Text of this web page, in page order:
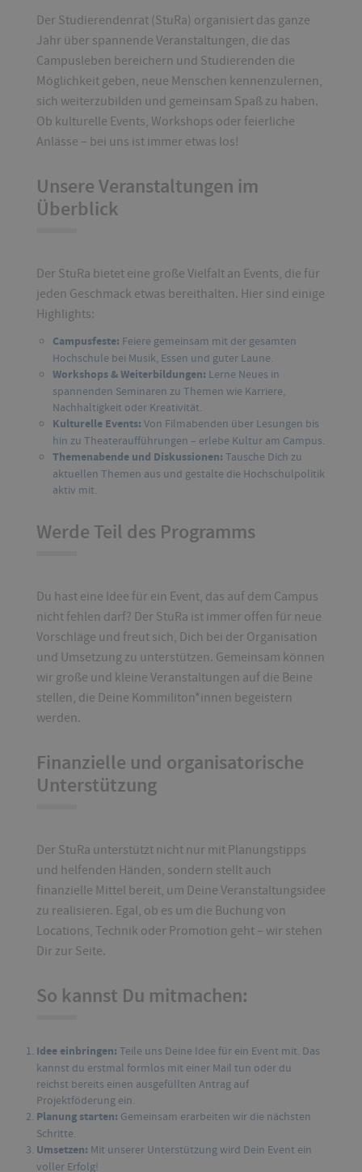
Der Studierendenrat (StuRa) organisiert das ganze
Jahr über spannende Veranstaltungen, die das
Campusleben bereichern und Studierenden die
Möglichkeit geben, neue Menschen kennenzulernen,
sich weiterzubilden und gemeinsam Spaß zu haben.
Ob kulturelle Events, Workshops oder feierliche
Anlässe – bei uns ist immer etwas los!
Unsere Veranstaltungen im
Überblick
Der StuRa bietet eine große Vielfalt an Events, die für
jeden Geschmack etwas bereithalten. Hier sind einige
Highlights:
Campusfeste: Feiere gemeinsam mit der gesamten
Hochschule bei Musik, Essen und guter Laune.
Workshops & Weiterbildungen: Lerne Neues in
spannenden Seminaren zu Themen wie Karriere,
Nachhaltigkeit oder Kreativität.
Kulturelle Events: Von Filmabenden über Lesungen bis
hin zu Theateraufführungen – erlebe Kultur am Campus.
Themenabende und Diskussionen: Tausche Dich zu
aktuellen Themen aus und gestalte die Hochschulpolitik
aktiv mit.
Werde Teil des Programms
Du hast eine Idee für ein Event, das auf dem Campus
nicht fehlen darf? Der StuRa ist immer offen für neue
Vorschläge und freut sich, Dich bei der Organisation
und Umsetzung zu unterstützen. Gemeinsam können
wir große und kleine Veranstaltungen auf die Beine
stellen, die Deine Kommiliton*innen begeistern
werden.
Finanzielle und organisatorische
Unterstützung
Der StuRa unterstützt nicht nur mit Planungstipps
und helfenden Händen, sondern stellt auch
finanzielle Mittel bereit, um Deine Veranstaltungsidee
zu realisieren. Egal, ob es um die Buchung von
Locations, Technik oder Promotion geht – wir stehen
Dir zur Seite.
So kannst Du mitmachen:
Idee einbringen: Teile uns Deine Idee für ein Event mit. Das
kannst du erstmal formlos mit einer Mail tun oder du
reichst bereits einen ausgefüllten Antrag auf
Projektföderung ein.
Planung starten: Gemeinsam erarbeiten wir die nächsten
Schritte.
Umsetzen: Mit unserer Unterstützung wird Dein Event ein
voller Erfolg!